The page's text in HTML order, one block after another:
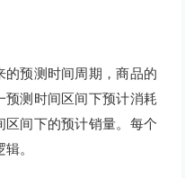
预测时间周期，商品的
测时间区间下预计消耗
区间下的预计销量。每个
。